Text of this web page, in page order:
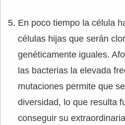
En poco tiempo la célula
células hijas que serán
genéticamente igua­les.
las bacterias la elevada
mutaciones permite que
diversidad, lo que resulta
conseguir su